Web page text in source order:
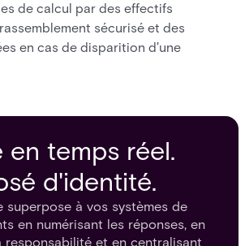
de calcul par des effectifs
sécurisé et des
en cas de disparition d'une
en temps réel.
d'identité.
superpose à vos systèmes de
en numérisant les réponses, en
responsabilité et en centralisant